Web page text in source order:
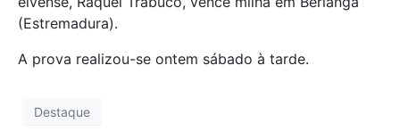
(Estremadura).
A prova realizou-se ontem sábado à tarde.
Destaque